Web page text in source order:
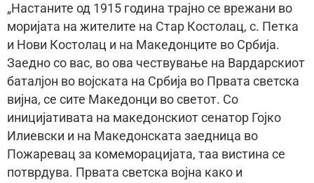
„Настаните од 1915 година трајно се врежани во
моријата на жителите на Стар Костолац, с. Петка
и Нови Костолац и на Македонците во Србија.
Заедно со вас, во ова чествување на Вардарскиот
баталјон во војската на Србија во Првата светска
вијна, се сите Македонци во светот. Со
иницијативата на македонскиот сенатор Гојко
Илиевски и на Македонската заедница во
Пожаревац за комеморацијата, таа вистина се
потврдува. Првата светска војна како и